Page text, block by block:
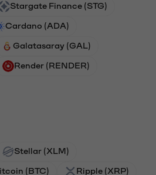
Stargate Finance (STG)
Cardano (ADA)
Galatasaray (GAL)
Render (RENDER)
Stellar (XLM)
(BTC) Ripple (XRP)